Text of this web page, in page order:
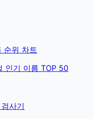
순위 차트
인기 이름 TOP 50
사기